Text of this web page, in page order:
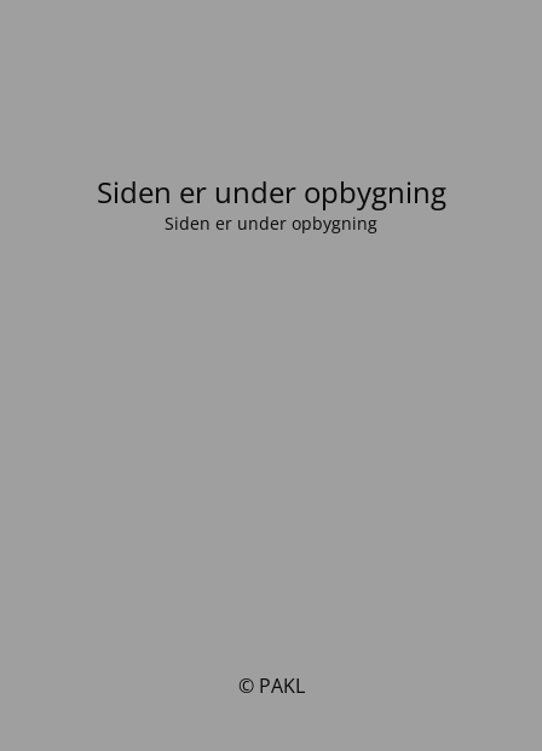
Siden er under opbygning
Siden er under opbygning
© PAKL